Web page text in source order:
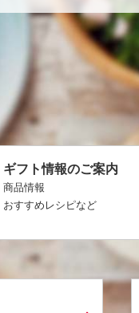
ギフト情報のご案内
商品情報
おすすめレシピなど